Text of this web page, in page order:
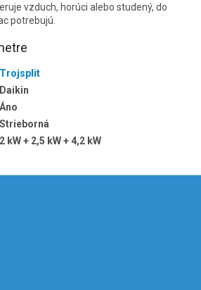
vzduch, horúci alebo studený, do
potrebujú.
Trojsplit
Daikin
Áno
Strieborná
2 kW + 2,5 kW + 4,2 kW